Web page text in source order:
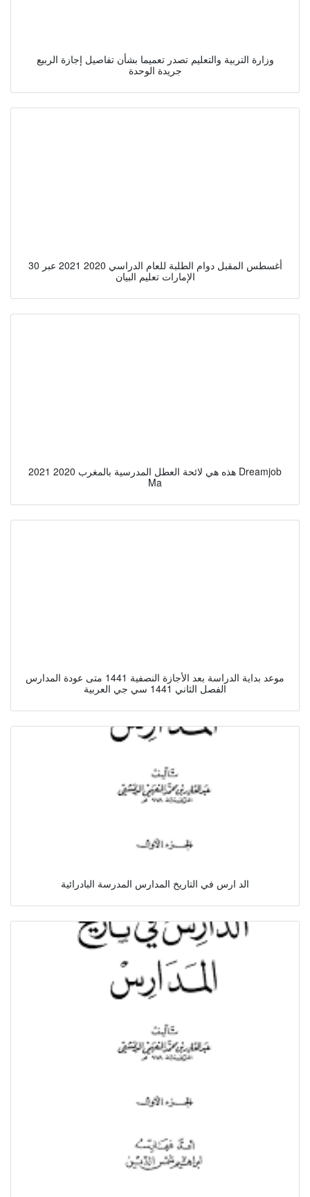
وزارة التربية والتعليم تصدر تعميما بشأن تفاصيل إجازة الربيع
جريدة الوحدة
30 أغسطس المقبل دوام الطلبة للعام الدراسي 2020 2021 عبر
الإمارات تعليم البيان
هذه هي لائحة العطل المدرسية بالمغرب 2020 2021 Dreamjob
Ma
موعد بداية الدراسة بعد الأجازة النصفية 1441 متى عودة المدارس
الفصل الثاني 1441 سي جي العربية
الد ارس في التاريخ المدارس المدرسة البادرائية